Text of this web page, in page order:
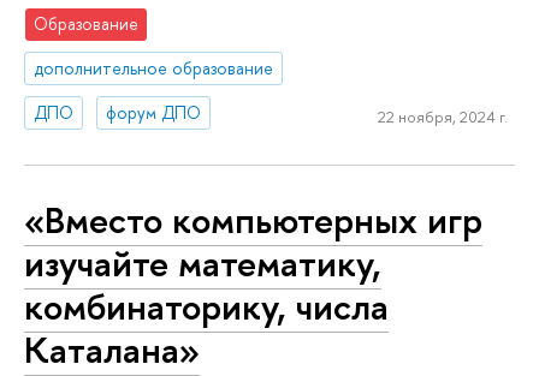
Образование
дополнительное образование
ДПО
форум ДПО 22 ноября, 2024 г.
«Вместо компьютерных игр
изучайте математику,
комбинаторику, числа
Каталана»